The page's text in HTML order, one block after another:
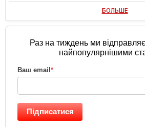
БОЛЬШЕ
Раз на тиждень ми
найпопулярнішими
Ваш email*
Підписатися